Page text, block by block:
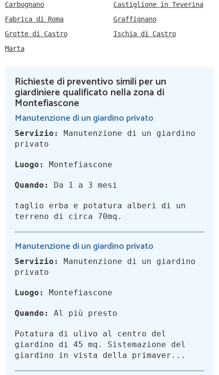
Carbognano
Castiglione in Teverina
Fabrica di Roma
Graffignano
Grotte di Castro
Ischia di Castro
Marta
Richieste di preventivo simili per un
giardiniere qualificato nella zona di
Montefiascone
Manutenzione di un giardino privato
Servizio:
Manutenzione di un giardino
privato
Luogo: Montefiascone
Quando: Da 1 a 3 mesi
taglio erba e potatura alberi di un
terreno di circa 70mq.
Manutenzione di un giardino privato
Servizio:
Manutenzione di un giardino
privato
Luogo: Montefiascone
Quando: Al più presto
Potatura di ulivo al centro del
giardino di 45 mq. Sistemazione del
giardino in vista della primaver...